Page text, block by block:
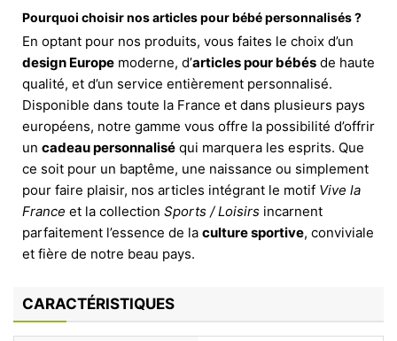
Pourquoi choisir nos articles pour bébé personnalisés ?
En optant pour nos produits, vous faites le choix d’un
design Europe moderne, d’articles pour bébés de haute
qualité, et d’un service entièrement personnalisé.
Disponible dans toute la France et dans plusieurs pays
européens, notre gamme vous offre la possibilité d’offrir
un cadeau personnalisé qui marquera les esprits. Que
ce soit pour un baptême, une naissance ou simplement
pour faire plaisir, nos articles intégrant le motif Vive la
France et la collection Sports / Loisirs incarnent
parfaitement l’essence de la culture sportive, conviviale
et fière de notre beau pays.
CARACTÉRISTIQUES